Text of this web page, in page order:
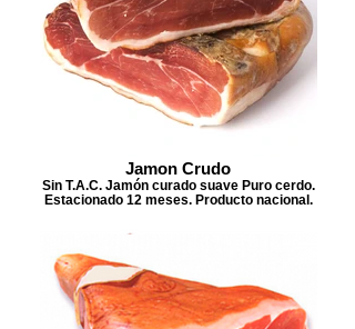
Jamon Crudo
Sin T.A.C. Jamón curado suave Puro cerdo.
Estacionado 12 meses. Producto nacional.